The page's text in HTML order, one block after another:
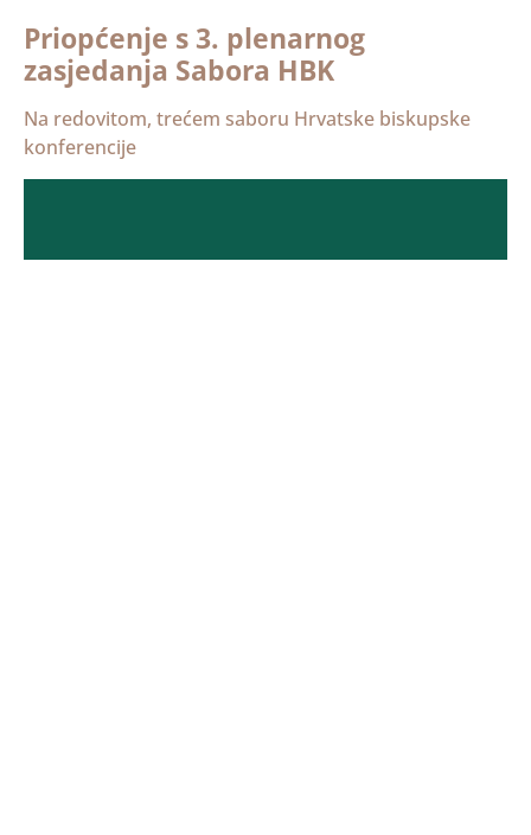
Priopćenje s 3. plenarnog
zasjedanja Sabora HBK
Na redovitom, trećem saboru Hrvatske biskupske
konferencije